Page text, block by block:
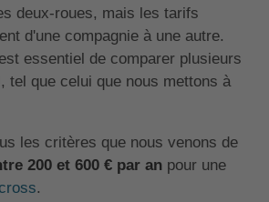
deux-roues, mais les tarifs
d'une compagnie à une autre.
essentiel de comparer plusieurs
tel que celui que nous mettons à
les critères que nous venons de
200 et 600 € par anpour une
.